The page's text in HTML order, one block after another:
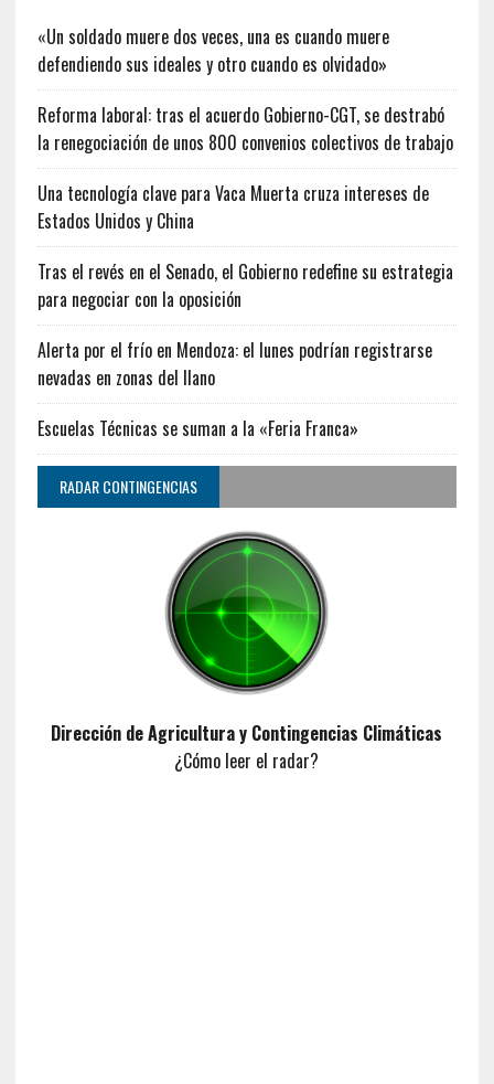
«Un soldado muere dos veces, una es cuando muere
defendiendo sus ideales y otro cuando es olvidado»
Reforma laboral: tras el acuerdo Gobierno-CGT, se destrabó
la renegociación de unos 800 convenios colectivos de trabajo
Una tecnología clave para Vaca Muerta cruza intereses de
Estados Unidos y China
Tras el revés en el Senado, el Gobierno redefine su estrategia
para negociar con la oposición
Alerta por el frío en Mendoza: el lunes podrían registrarse
nevadas en zonas del llano
Escuelas Técnicas se suman a la «Feria Franca»
RADAR CONTINGENCIAS
Dirección de Agricultura y Contingencias Climáticas
¿Cómo leer el radar?